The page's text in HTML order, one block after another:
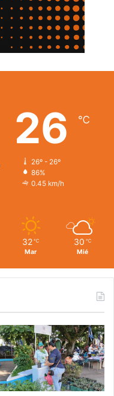
26 ℃
26º - 26º
86%
0.45 km/h
32 ℃
Mar
30 ℃
Mié